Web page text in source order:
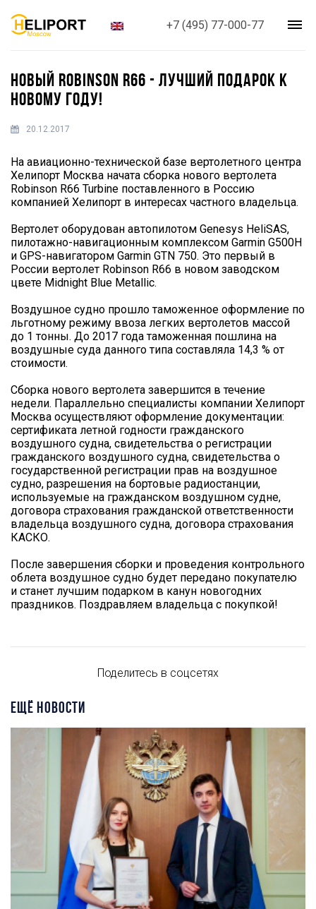
+7 (495) 77-000-77
НОВЫЙ ROBINSON R66 - ЛУЧШИЙ ПОДАРОК К
НОВОМУ ГОДУ!
20.12.2017
На авиационно-технической базе вертолетного центра
Хелипорт Москва начата сборка нового вертолета
Robinson R66 Turbine поставленного в Россию
компанией Хелипорт в интересах частного владельца.
Вертолет оборудован автопилотом Genesys HeliSAS,
пилотажно-навигационным комплексом Garmin G500H
и GPS-навигатором Garmin GTN 750. Это первый в
России вертолет Robinson R66 в новом заводском
цвете Midnight Blue Metallic.
Воздушное судно прошло таможенное оформление по
льготному режиму ввоза легких вертолетов массой
до 1 тонны. До 2017 года таможенная пошлина на
воздушные суда данного типа составляла 14,3 % от
стоимости.
Сборка нового вертолета завершится в течение
недели. Параллельно специалисты компании Хелипорт
Москва осуществляют оформление документации:
сертификата летной годности гражданского
воздушного судна, свидетельства о регистрации
гражданского воздушного судна, свидетельства о
государственной регистрации прав на воздушное
судно, разрешения на бортовые радиостанции,
используемые на гражданском воздушном судне,
договора страхования гражданской ответственности
владельца воздушного судна, договора страхования
КАСКО.
После завершения сборки и проведения контрольного
облета воздушное судно будет передано покупателю
и станет лучшим подарком в канун новогодних
праздников. Поздравляем владельца с покупкой!
Поделитесь в соцсетях
ЕЩЁ НОВОСТИ